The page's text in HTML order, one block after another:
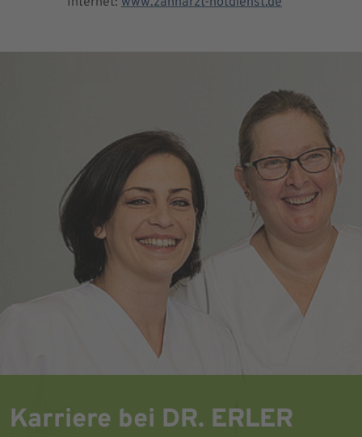
Karriere bei DR. ERLER